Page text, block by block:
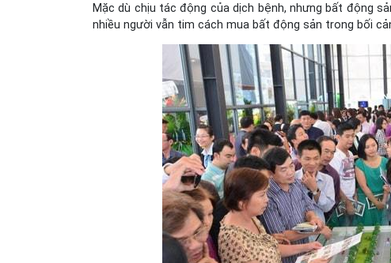
Mặc dù chịu tác động của dịch bệnh, nhưng bất động
nhiều người vẫn tim cách mua bất động sản trong bối